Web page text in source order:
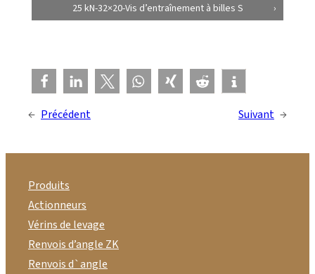
25 kN-32×20-Vis d’entraînement à billes S
← Précédent Suivant →
Produits
Actionneurs
Vérins de levage
Renvois d’angle ZK
Renvois d`angle